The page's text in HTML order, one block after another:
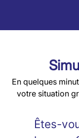
En quelques
votre situation